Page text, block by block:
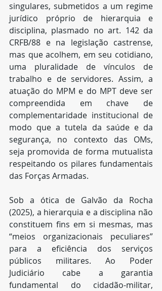
singulares, submetidos a um regime
jurídico próprio de hierarquia e
disciplina, plasmado no art. 142 da
CRFB/88 e na legislação castrense,
mas que acolhem, em seu cotidiano,
uma pluralidade de vínculos de
trabalho e de servidores. Assim, a
atuação do MPM e do MPT deve ser
compreendida em chave de
complementaridade institucional de
modo que a tutela da saúde e da
segurança, no contexto das OMs,
seja promovida de forma mutualista
respeitando os pilares fundamentais
das Forças Armadas.
Sob a ótica de Galvão da Rocha
(2025), a hierarquia e a disciplina não
constituem fins em si mesmas, mas
“meios organizacionais peculiares”
para a eficiência dos serviços
públicos militares. Ao Poder
Judiciário cabe a garantia
fundamental do cidadão-militar,